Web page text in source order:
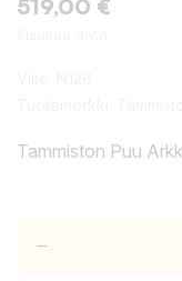
519,00 €
Tammiston Puu
–